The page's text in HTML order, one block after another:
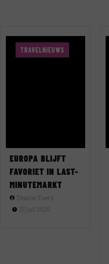
TRAVELNIEUWS
EUROPA BLIJFT
FAVORIET IN LAST-
MINUTEMARKT
Sharon Evers
30 juli 2026